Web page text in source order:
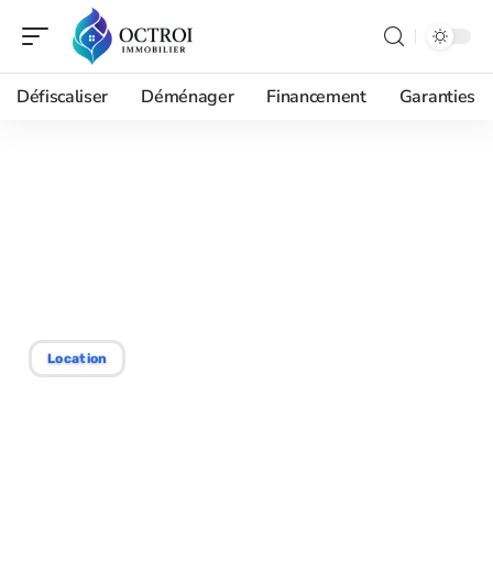
Défiscaliser Déménager Financement Garanties
Location